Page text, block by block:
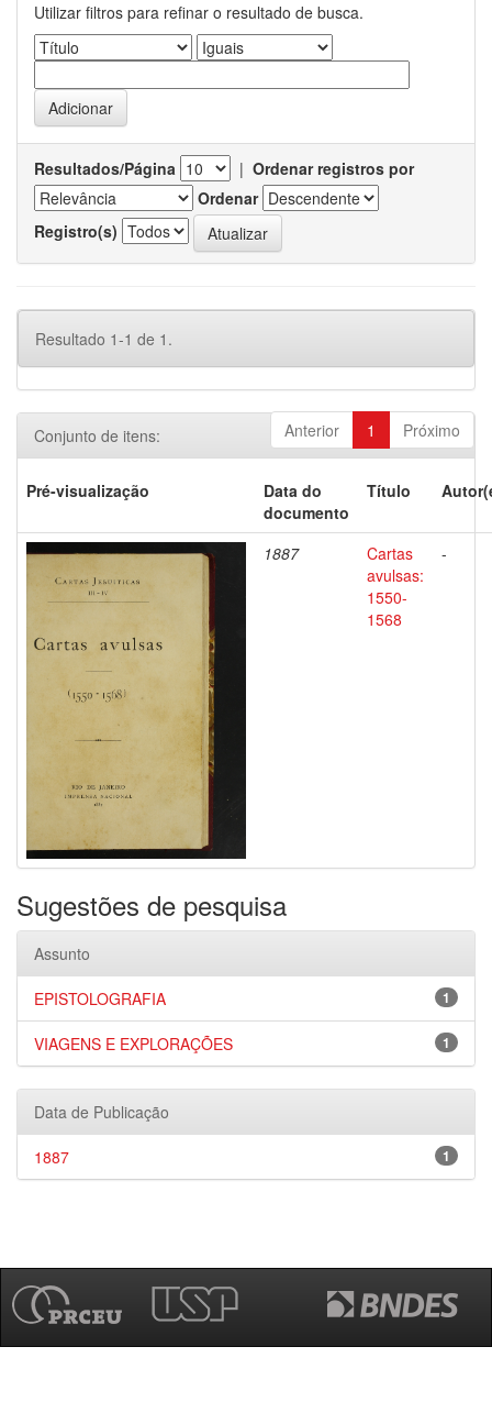
Utilizar filtros para refinar o resultado de busca.
Resultados/Página | Ordenar registros por
Ordenar
Registro(s)
Resultado 1-1 de 1.
Anterior 1 Próximo
Conjunto de itens:
Pré-visualização
Data do
documento
Título
1887
Cartas
avulsas:
1550-
1568
-
Sugestões de pesquisa
Assunto
1
EPISTOLOGRAFIA
1
VIAGENS E EXPLORAÇÕES
Data de Publicação
1
1887